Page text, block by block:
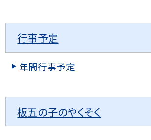
行事予定
年間行事予定
板五の子のやくそく